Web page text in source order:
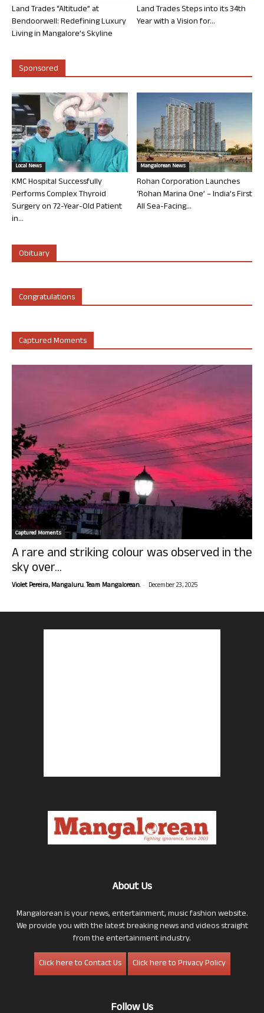
Land Trades “Altitude” at
Bendoorwell: Redefining Luxury
Living in Mangalore’s Skyline
Land Trades Steps into its 34th
Year with a Vision for...
Sponsored
Local News
KMC Hospital Successfully
Performs Complex Thyroid
Surgery on 72-Year-Old Patient
in...
Mangalorean News
Rohan Corporation Launches
‘Rohan Marina One’ – India’s First
All Sea-Facing...
Obituary
Congratulations
Captured Moments
Captured Moments
A rare and striking colour was observed in the
sky over...
Violet Pereira, Mangaluru. Team Mangalorean. - December 23, 2025
About Us
Mangalorean is your news, entertainment, music fashion website.
We provide you with the latest breaking news and videos straight
from the entertainment industry.
Click here to Contact Us
Click here to Privacy Policy
Follow Us